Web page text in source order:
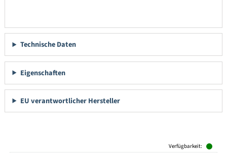
Technische Daten
Eigenschaften
EU verantwortlicher Hersteller
Verfügbarkeit: